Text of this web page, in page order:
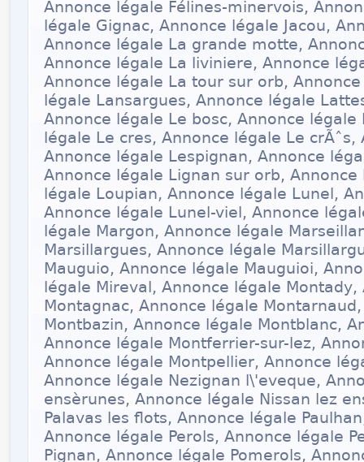
Annonce légale Félines-minervois,
légale Gignac, Annonce légale Jacou,
Annonce légale La grande motte,
Annonce légale La liviniere, Annonce
Annonce légale La tour sur orb,
légale Lansargues, Annonce légale
Annonce légale Le bosc, Annonce légale
légale Le cres, Annonce légale Le
Annonce légale Lespignan, Annonce
Annonce légale Lignan sur orb,
légale Loupian, Annonce légale Lunel,
Annonce légale Lunel-viel, Annonce
légale Margon, Annonce légale
Marsillargues, Annonce légale
Mauguio, Annonce légale Mauguioi,
légale Mireval, Annonce légale Montady,
Montagnac, Annonce légale
Montbazin, Annonce légale Montblanc,
Annonce légale Montferrier-sur-lez,
Annonce légale Montpellier, Annonce
Annonce légale Nezignan l\'eveque,
ensèrunes, Annonce légale Nissan lez
Palavas les flots, Annonce légale
Annonce légale Perols, Annonce légale
Pignan, Annonce légale Pomerols,